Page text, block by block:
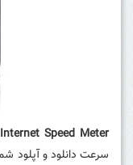
Internet Speed Meter
سرعت دانلود و آپلود